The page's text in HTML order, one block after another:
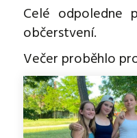
Celé odpoledne
občerstvení.
Večer proběhlo